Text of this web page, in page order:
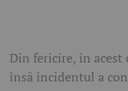
Din fericire, în
însă incidentul a